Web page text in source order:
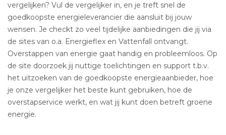
vergelijken? Vul de vergelijker in, en je treft snel de
goedkoopste energieleverancier die aansluit bij jouw
wensen. Je checkt zo veel tijdelijke aanbiedingen die jij via
de sites van o.a. Energieflex en Vattenfall ontvangt.
Overstappen van energie gaat handig en probleemloos. Op
de site doorzoek jij nuttige toelichtingen en support t.b.v.
het uitzoeken van de goedkoopste energieaanbieder, hoe
je onze vergelijker het beste kunt gebruiken, hoe de
overstapservice werkt, en wat jij kunt doen betreft groene
energie.